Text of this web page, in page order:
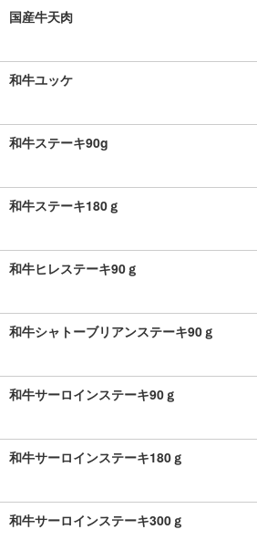
国産牛天肉
和牛ユッケ
和牛ステーキ90g
和牛ステーキ180ｇ
和牛ヒレステーキ90ｇ
和牛シャトーブリアンステーキ90ｇ
和牛サーロインステーキ90ｇ
和牛サーロインステーキ180ｇ
和牛サーロインステーキ300ｇ